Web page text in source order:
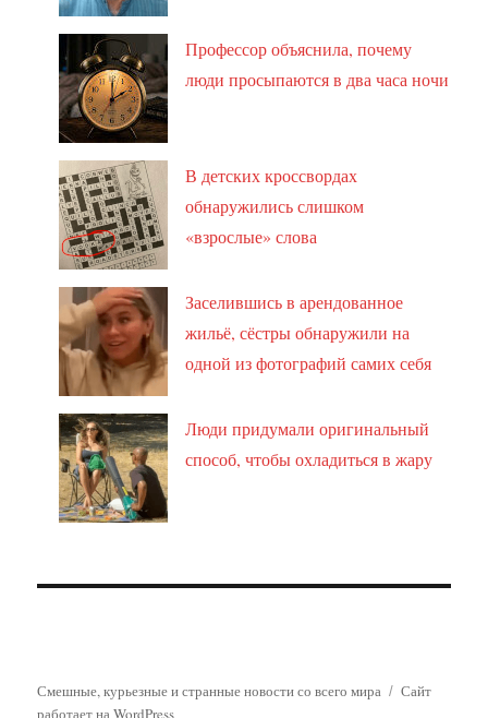
Профессор объяснила, почему
люди просыпаются в два часа ночи
В детских кроссвордах
обнаружились слишком
«взрослые» слова
Заселившись в арендованное
жильё, сёстры обнаружили на
одной из фотографий самих себя
Люди придумали оригинальный
способ, чтобы охладиться в жару
Смешные, курьезные и странные новости со всего мира
Сайт
работает на WordPress